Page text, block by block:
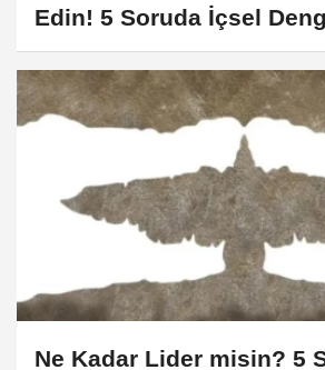
Edin! 5 Soruda İçsel
Keşfedin
Ne Kadar Lider misin? 5